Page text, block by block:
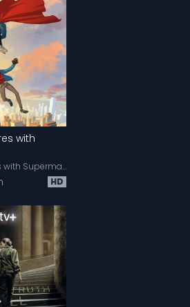
with
My Adventures with Superman
HD